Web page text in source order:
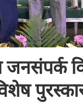
जनसंपर्क